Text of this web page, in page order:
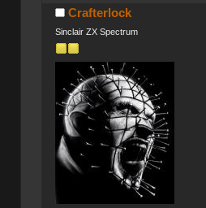
Crafterlock
Sinclair ZX Spectrum